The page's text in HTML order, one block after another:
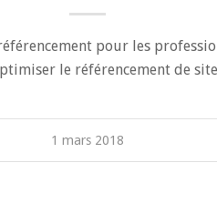
pour les
le référencement de
1 mars 2018